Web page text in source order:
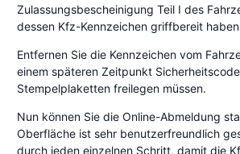
Zulassungsbescheinigung Teil I des
dessen Kfz-Kennzeichen griffbereit
Entfernen Sie die Kennzeichen vom
einem späteren Zeitpunkt
Stempelplaketten freilegen müssen.
Nun können Sie die Online-Abmeldung
Oberfläche ist sehr benutzerfreundlich
durch jeden einzelnen Schritt, damit die